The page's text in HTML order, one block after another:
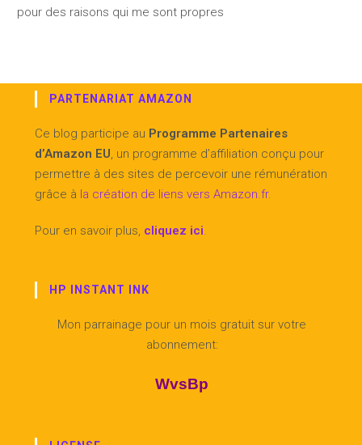
pour des raisons qui me sont propres
PARTENARIAT AMAZON
Ce blog participe au Programme Partenaires
d’Amazon EU, un programme d’affiliation conçu pour
permettre à des sites de percevoir une rémunération
grâce à la création de liens vers Amazon.fr.
Pour en savoir plus, cliquez ici.
HP INSTANT INK
Mon parrainage pour un mois gratuit sur votre
abonnement:
WvsBp